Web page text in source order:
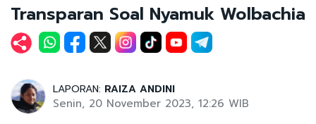
Transparan Soal Nyamuk Wolbachia
LAPORAN: RAIZA ANDINI
Senin, 20 November 2023, 12:26 WIB